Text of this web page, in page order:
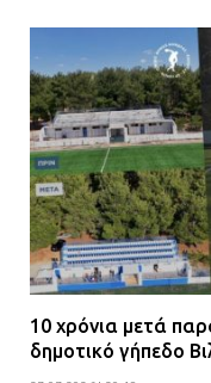
10 χρόνια μετά
δημοτικό γήπεδο